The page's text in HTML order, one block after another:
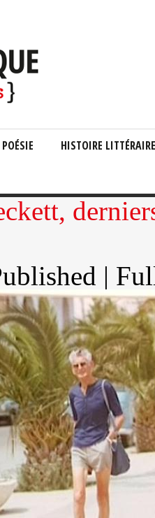
POÉSIE HISTOIRE LITTÉRAIRE
|